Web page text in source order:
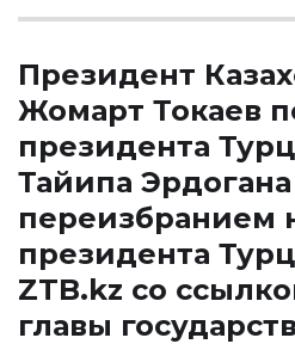
Президент
Жомарт Токаев
президента
Тайипа Эрдогана
переизбранием
президента
ZTB.kz со
главы